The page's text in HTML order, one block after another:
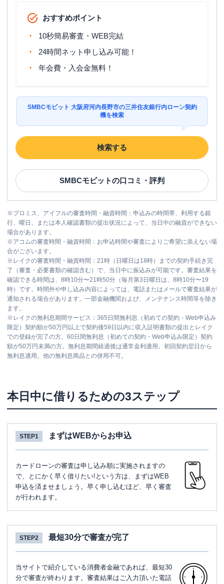
おすすめポイント
10秒簡易審査・WEB完結
24時間ネット申し込み可能！
年会費・入会金無料！
SMBCモビット 大阪府河内長野市の三井住友銀行内ローン契約
機を検索
検索する
SMBCモビットの口コミ・評判
※プロミス、アイフルの審査時間・融資時間：申込みの時間帯、利用する銀
行、曜日、または本人確認書類の提出状況によって、当日中の融資ができない
場合があります。
※アコムの審査時間・融資時間：お申込時間や審査によりご希望に添えない場
合がございます。
※ レイクの審査時間・融資時間：21時（日曜日は18時）までの契約手続き完
了（審査・必要書類の確認含む）で、当日中に振込みが可能です。審査結果を
確認できる時間は、8時10分〜21時50分（毎月第3日曜日は、8時10分〜19
時）です。時間外や申し込み内容によっては、電話またはメールで審査結果が
通知される場合があります。一部金融機関および、メンテナンス時間等を除き
ます。
※ レイクの無利息期間サービス：365日間無利息（初めての契約・Web申込み
限定）契約額が50万円以上で契約後59日以内に収入証明書類の提出とレイク
での登録が完了の方。60日間無利息（初めての契約・Web申込み限定）契約
額が50万円未満の方。無利息期間経過後は通常金利適用。初回契約翌日から
無利息適用。他の無利息商品との併用不可。
本日中に借りるための3ステップ
STEP1 まずはWEBからお申込
カードローンの審査は申し込み順に実施されますの
で、とにかく早く借りたい!という方は、まずはWEB
申込を済ませましょう。早く申し込むほど、早く審査
が行われます。
STEP2 最短30分で審査が完了
当サイトで紹介している消費者金融であれば、最短30
分で審査が終わります。審査結果はご入力頂いた電話